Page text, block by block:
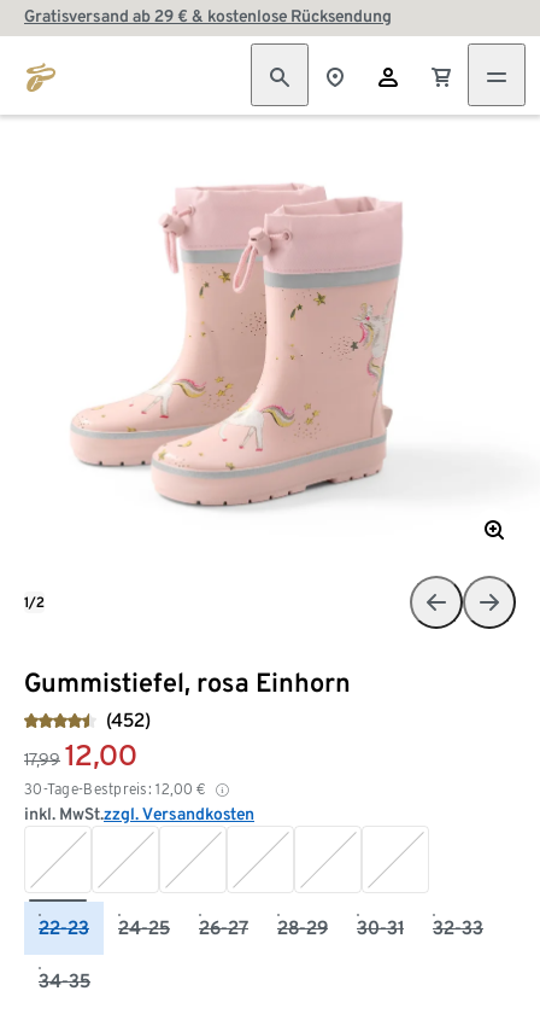
Gratisversand ab 29 € & kostenlose Rücksendung
Gummistiefel, rosa Einhorn
(452)
17,99 12,00
30-Tage-Bestpreis: 12,00 €
inkl. MwSt.zzgl. Versandkosten
22-23 24-25 26-27 28-29 30-31 32-33
34-35
1/2